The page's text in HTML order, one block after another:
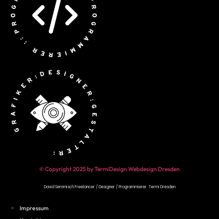
© Copyright 2025 by TermiDesign Webdesign Dresden
David Semmisch Freelancer / Designer / Programmierer.Termi Dresden
Impressum